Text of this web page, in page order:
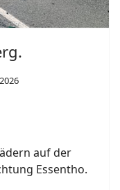
auf der
Essentho.